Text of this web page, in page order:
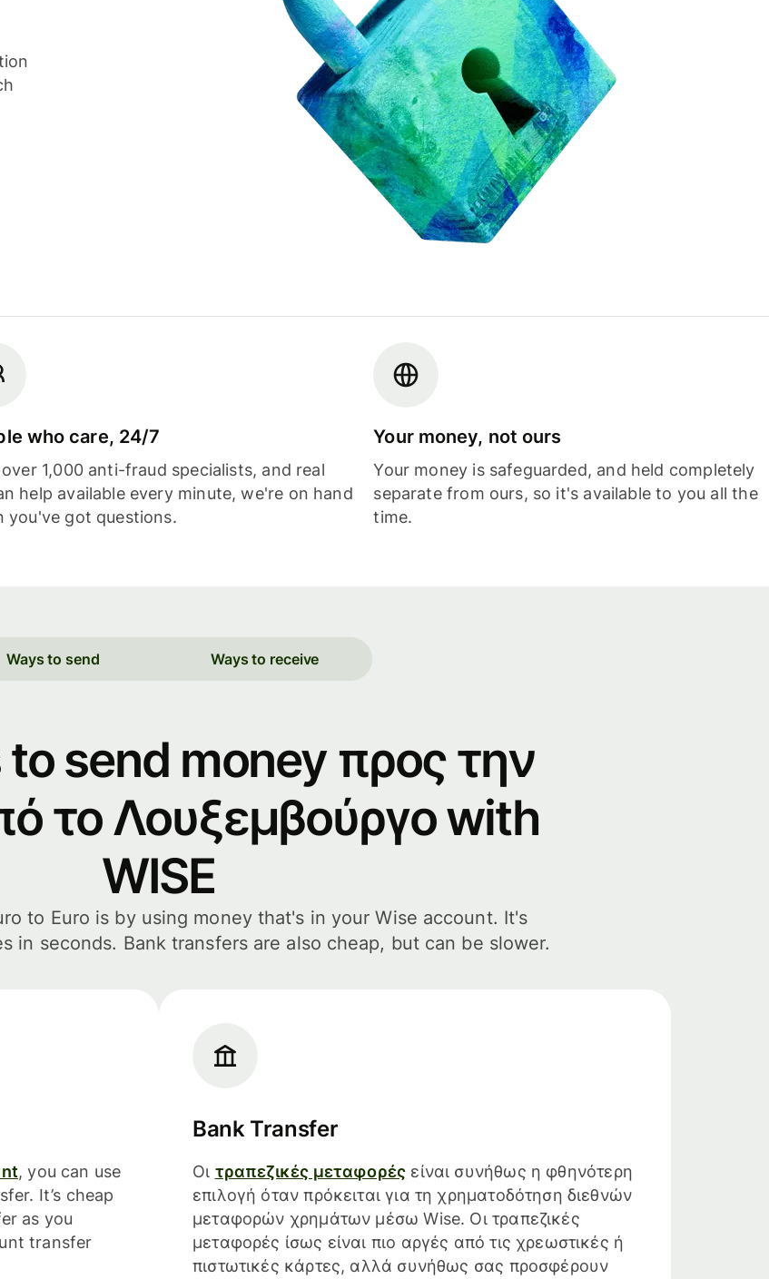
who care, 24/7
1,000 anti-fraud specialists, and real
help available every minute, we're on hand
you've got questions.
Your money, not ours
Your money is safeguarded, and held completely
separate from ours, so it's available to you all the
time.
Ways to send Ways to receive
send money προς την
το Λουξεμβούργο with
WISE
to Euro is by using money that's in your Wise account. It's
in seconds. Bank transfers are also cheap, but can be slower.
, you can use
It’s cheap
as you
transfer
Bank Transfer
Οι τραπεζικές μεταφορές είναι συνήθως η φθηνότερη
επιλογή όταν πρόκειται για τη χρηματοδότηση διεθνών
μεταφορών χρημάτων μέσω Wise. Οι τραπεζικές
μεταφορές ίσως είναι πιο αργές από τις χρεωστικές ή
πιστωτικές κάρτες, αλλά συνήθως σας προσφέρουν